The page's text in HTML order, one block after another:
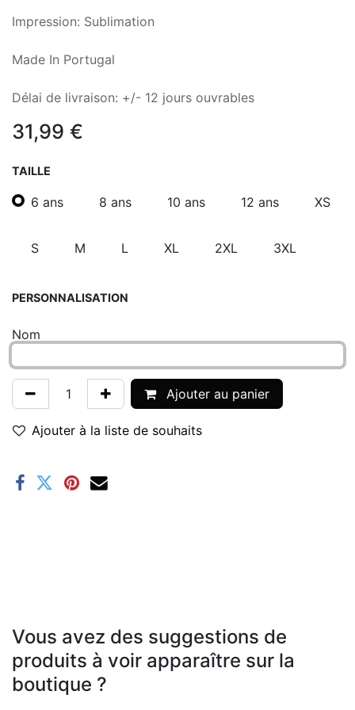
Impression: Sublimation
Made In Portugal
Délai de livraison: +/- 12 jours ouvrables
31,99 €
TAILLE
6 ans 8 ans 10 ans 12 ans XS
S M L XL 2XL 3XL
PERSONNALISATION
Nom
Ajouter au panier
Ajouter à la liste de souhaits
Vous avez des suggestions de
produits à voir apparaître sur la
boutique ?